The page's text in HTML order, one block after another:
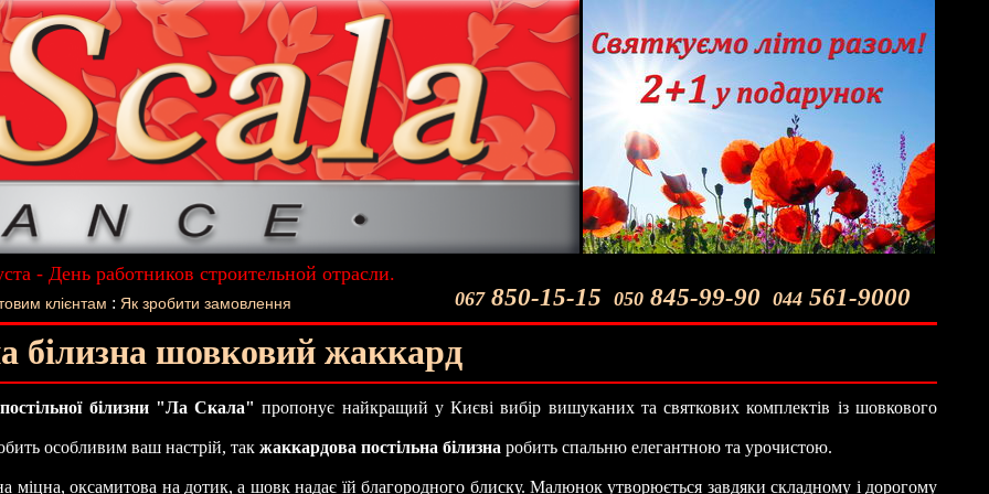
- День работников строительной отрасли.
подарок - Постельное белье La Scala!
067850-15-15 050 845-99-90 044 561-9000
клієнтам : Як зробити замовлення
білизна шовковий жаккард
постільної білизни "Ла Скала"пропонує найкращий у Києві вибір вишуканих та святкових комплектів із шовкового
особливим ваш настрій, так жаккардова постільна білизна робить спальню елегантною та урочистою.
міцна, оксамитова на дотик, а шовк надає їй благородного блиску. Малюнок утворюється завдяки складному і дорогому